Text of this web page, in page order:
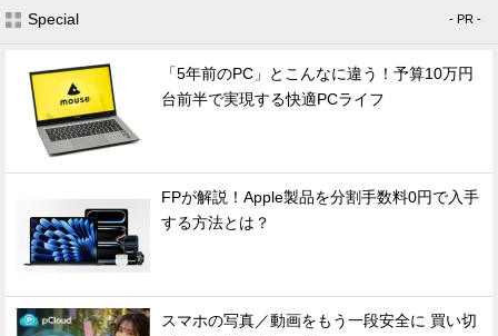
Special - PR -
「5年前のPC」とこんなに違う！予算10万円
台前半で実現する快適PCライフ
FPが解説！Apple製品を分割手数料0円で入手
する方法とは？
スマホの写真／動画をもう一段安全に 買い切